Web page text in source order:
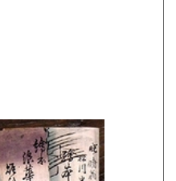
広島県
徳島県